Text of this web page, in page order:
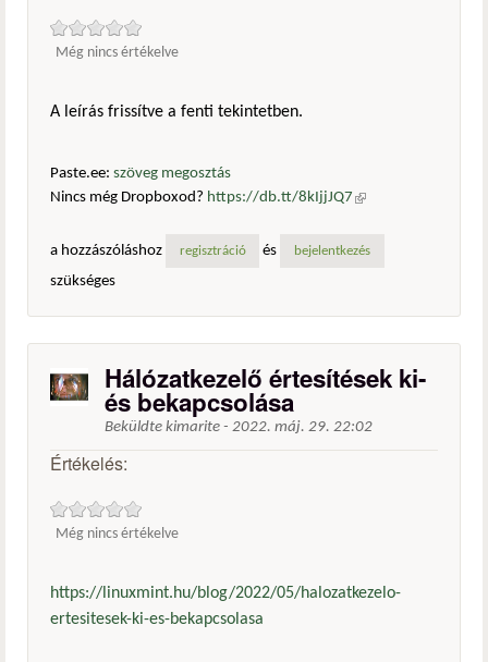
Még nincs értékelve
A leírás frissítve a fenti tekintetben.
Paste.ee: szöveg megosztás
Nincs még Dropboxod? https://db.tt/8kIjjJQ7 (külső
a hozzászóláshoz
regisztráció és bejelentkezés
szükséges
Hálózatkezelő értesítések ki-
és bekapcsolása
Beküldte kimarite - 2022. máj. 29. 22:02
Értékelés:
Még nincs értékelve
https://linuxmint.hu/blog/2022/05/halozatkezelo-
ertesitesek-ki-es-bekapcsolasa